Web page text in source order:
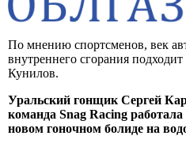
По мнению спортсменов, век
внутреннего сгорания
Кунилов.
Уральский гонщик Сергей
команда Snag Racing работала
новом гоночном болиде на